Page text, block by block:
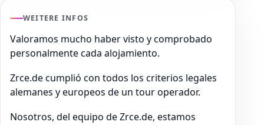
WEITERE INFOS
Valoramos mucho haber visto y comprobado
personalmente cada alojamiento.
Zrce.de cumplió con todos los criterios legales
alemanes y europeos de un tour operador.
Nosotros, del equipo de Zrce.de, estamos